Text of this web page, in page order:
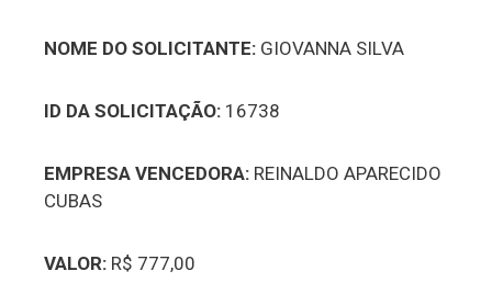
NOME DO SOLICITANTE: GIOVANNA SILVA
ID DA SOLICITAÇÃO: 16738
EMPRESA VENCEDORA: REINALDO APARECIDO
CUBAS
VALOR: R$ 777,00